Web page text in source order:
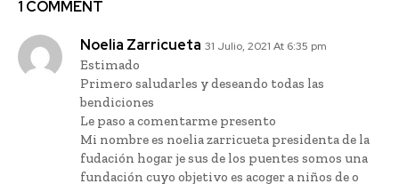
1 COMMENT
Noelia Zarricueta 31 Julio, 2021 At 6:35 pm
Estimado
Primero saludarles y deseando todas las
bendiciones
Le paso a comentarme presento
Mi nombre es noelia zarricueta presidenta de la
fudación hogar je sus de los puentes somos una
fundación cuyo objetivo es acoger a niños de o